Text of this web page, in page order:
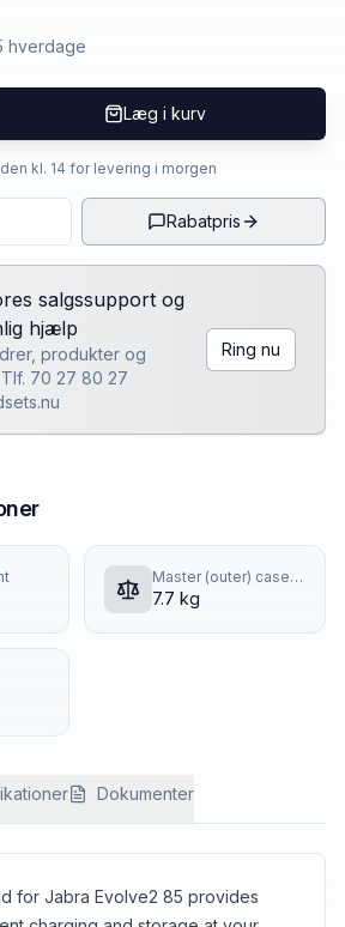
hverdage
Læg i kurv
kl. 14 for levering i morgen
Rabatpris
salgssupport og
hjælp
produkter og
70 27 80 27
Ring nu
Master (outer) case gross weight
7.7 kg
Dokumenter
for Jabra Evolve2 85 provides